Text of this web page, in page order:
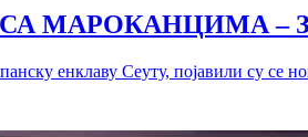
– Зна
енклаву Сеуту, појавили су се